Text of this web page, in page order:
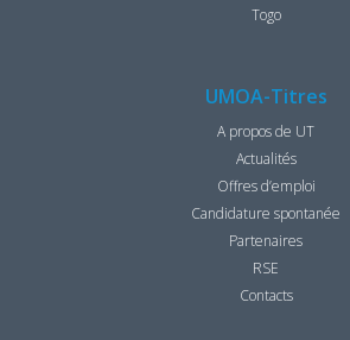
Togo
UMOA-Titres
A propos de UT
Actualités
Offres d’emploi
Candidature spontanée
Partenaires
RSE
Contacts